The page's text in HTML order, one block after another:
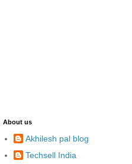
About us
Akhilesh pal blog
Techsell India